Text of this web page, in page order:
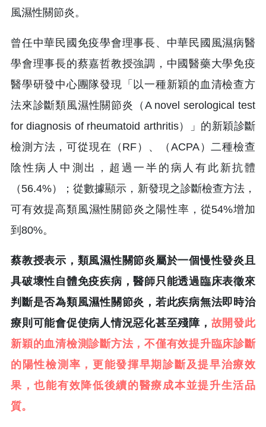
風濕性關節炎。
曾任中華民國免疫學會理事長、中華民國風濕病醫
學會理事長的蔡嘉哲教授強調，中國醫藥大學免疫
醫學研發中心團隊發現「以一種新穎的血清檢查方
法來診斷類風濕性關節炎（A novel serological test
for diagnosis of rheumatoid arthritis）」的新穎診斷
檢測方法，可從現在（RF）、（ACPA）二種檢查
陰性病人中測出，超過一半的病人有此新抗體
（56.4%）；從數據顯示，新發現之診斷檢查方法，
可有效提高類風濕性關節炎之陽性率，從54%增加
到80%。
蔡教授表示，類風濕性關節炎屬於一個慢性發炎且
具破壞性自體免疫疾病，醫師只能透過臨床表徵來
判斷是否為類風濕性關節炎，若此疾病無法即時治
療則可能會促使病人情況惡化甚至殘障， 故開發此
新穎的血清檢測診斷方法，不僅有效提升臨床診斷
的陽性檢測率，更能發揮早期診斷及提早治療效
果，也能有效降低後續的醫療成本並提升生活品
質。